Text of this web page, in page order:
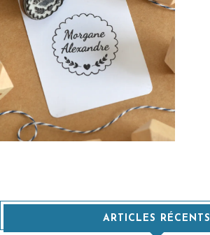
ARTICLES RÉCENTS